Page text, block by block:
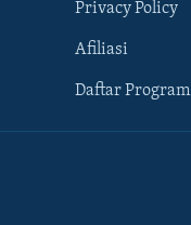
Privacy Policy
Afiliasi
Daftar Program